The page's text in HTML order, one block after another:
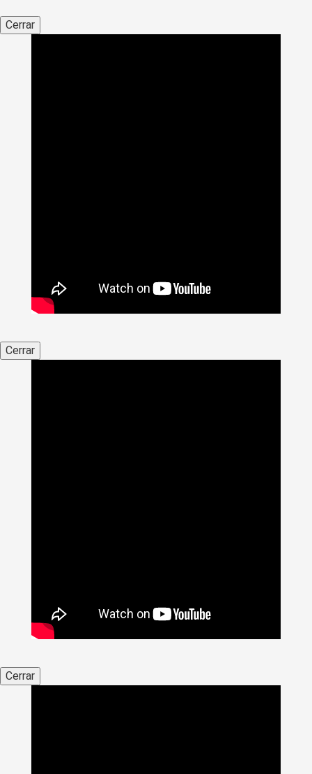
Cerrar
Cerrar
Cerrar